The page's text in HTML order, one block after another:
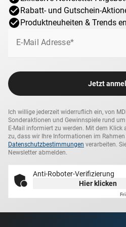
der Lutherischen Kirche auf den
1980 erhob Papst Johannes
In Süd- und Osteuropa tragen
Miroslav Hric gestaltete die 2-
Mitte die beiden heiligen Büder
Doppelkreuz haltend. Außen
Inschrift KONSTANTIN METOD
2013.
Rabatt- und Gutschein-
Produktneuheiten & Trends
E-Mail Adresse*
Jetzt
Ich willige jederzeit widerruflich ein, von
Sonderaktionen und Gewinnspiele rund
E-Mail informiert zu werden. Mit dem Klick
zu, dass wir Ihre Informationen im Rahmen
Datenschutzbestimmungen verarbeiten.
Newsletter abmelden.
Anti-Roboter-Verifizierung
Hier klicken